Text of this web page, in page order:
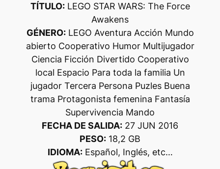
TÍTULO:LEGO STAR WARS: The Force
Awakens
GÉNERO:LEGO Aventura Acción Mundo
abierto Cooperativo Humor Multijugador
Ciencia Ficción Divertido Cooperativo
local Espacio Para toda la familia Un
jugador Tercera Persona Puzles Buena
trama Protagonista femenina Fantasía
Supervivencia Mando
FECHA DE SALIDA: 27 JUN 2016
PESO: 18,2 GB
IDIOMA:Español, Inglés, etc…